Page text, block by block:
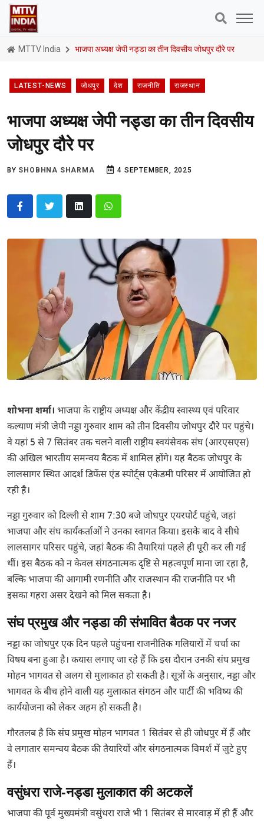
MTTV India भाजपा अध्यक्ष जेपी नड्डा का तीन दिवसीय जोधपुर दौरे पर
LATEST-NEWS जोधपुर देश राजनीति राजस्थान
भाजपा अध्यक्ष जेपी नड्डा का तीन दिवसीय
जोधपुर दौरे पर
BY SHOBHNA SHARMA 4 SEPTEMBER, 2025
शोभना शर्मा। भाजपा के राष्ट्रीय अध्यक्ष और केंद्रीय स्वास्थ्य एवं परिवार
कल्याण मंत्री जेपी नड्डा गुरुवार शाम को तीन दिवसीय जोधपुर दौरे पर पहुंचे।
वे यहां 5 से 7 सितंबर तक चलने वाली राष्ट्रीय स्वयंसेवक संघ (आरएसएस)
की अखिल भारतीय समन्वय बैठक में शामिल होंगे। यह बैठक जोधपुर के
लालसागर स्थित आदर्श डिफेंस एंड स्पोर्ट्स एकेडमी परिसर में आयोजित हो
रही है।
नड्डा गुरुवार को दिल्ली से शाम 7:30 बजे जोधपुर एयरपोर्ट पहुंचे, जहां
भाजपा और संघ कार्यकर्ताओं ने उनका स्वागत किया। इसके बाद वे सीधे
लालसागर परिसर पहुंचे, जहां बैठक की तैयारियां पहले ही पूरी कर ली गई
थीं। इस बैठक को न केवल संगठनात्मक दृष्टि से महत्वपूर्ण माना जा रहा है,
बल्कि भाजपा की आगामी रणनीति और राजस्थान की राजनीति पर भी
इसका गहरा असर देखने को मिल सकता है।
संघ प्रमुख और नड्डा की संभावित बैठक पर नजर
नड्डा का जोधपुर एक दिन पहले पहुंचना राजनीतिक गलियारों में चर्चा का
विषय बना हुआ है। कयास लगाए जा रहे हैं कि इस दौरान उनकी संघ प्रमुख
मोहन भागवत से अलग से मुलाकात हो सकती है। सूत्रों के अनुसार, नड्डा और
भागवत के बीच होने वाली यह मुलाकात संगठन और पार्टी की भविष्य की
कार्ययोजना को लेकर अहम हो सकती है।
गौरतलब है कि संघ प्रमुख मोहन भागवत 1 सितंबर से ही जोधपुर में हैं और
वे लगातार समन्वय बैठक की तैयारियों और संगठनात्मक विमर्श में जुटे हुए
हैं।
वसुंधरा राजे-नड्डा मुलाकात की अटकलें
भाजपा की पूर्व मुख्यमंत्री वसुंधरा राजे भी 1 सितंबर से मारवाड़ में ही हैं और